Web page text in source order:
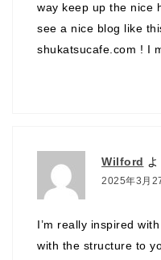
way keep up the nice
see a nice blog like
shukatsucafe.com ! I
Wilford
2025年3月
I’m really inspired
with the structure to